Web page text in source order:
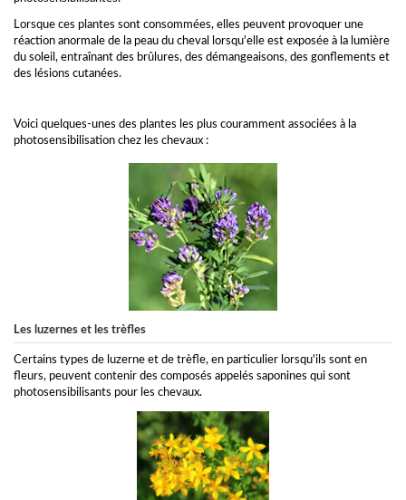
Lorsque ces plantes sont consommées, elles peuvent provoquer une
réaction anormale de la peau du cheval lorsqu'elle est exposée à la lumière
du soleil, entraînant des brûlures, des démangeaisons, des gonflements et
des lésions cutanées.
Voici quelques-unes des plantes les plus couramment associées à la
photosensibilisation chez les chevaux :
Les luzernes et les trèfles
Certains types de luzerne et de trèfle, en particulier lorsqu'ils sont en
fleurs, peuvent contenir des composés appelés saponines qui sont
photosensibilisants pour les chevaux.